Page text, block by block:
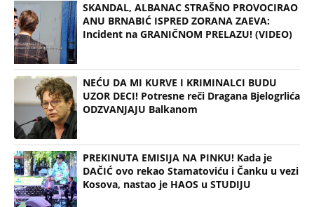
SKANDAL, ALBANAC STRAŠNO PROVOCIRAO
ANU BRNABIĆ ISPRED ZORANA ZAEVA:
Incident na GRANIČNOM PRELAZU! (VIDEO)
NEĆU DA MI KURVE I KRIMINALCI BUDU
UZOR DECI! Potresne reči Dragana Bjelogrlića
ODZVANJAJU Balkanom
PREKINUTA EMISIJA NA PINKU! Kada je
DAČIĆ ovo rekao Stamatoviću i Čanku u vezi
Kosova, nastao je HAOS u STUDIJU